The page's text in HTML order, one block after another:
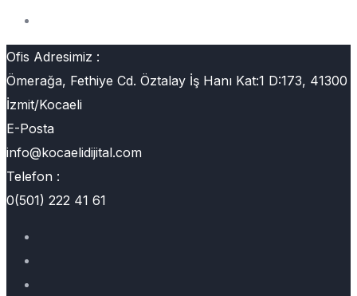
Ofis Adresimiz :
Ömerağa, Fethiye Cd. Öztalay İş Hanı Kat:1 D:173, 41300
İzmit/Kocaeli
E-Posta
info@kocaelidijital.com
Telefon :
0(501) 222 41 61